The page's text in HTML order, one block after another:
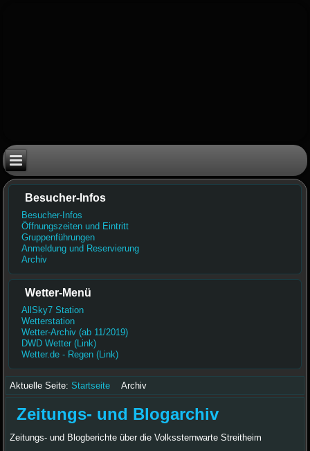
Besucher-Infos
Besucher-Infos
Öffnungszeiten und Eintritt
Gruppenführungen
Anmeldung und Reservierung
Archiv
Wetter-Menü
AllSky7 Station
Wetterstation
Wetter-Archiv (ab 11/2019)
DWD Wetter (Link)
Wetter.de - Regen (Link)
Aktuelle Seite:Startseite Archiv
Zeitungs- und Blogarchiv
Zeitungs- und Blogberichte über die Volkssternwarte Streitheim